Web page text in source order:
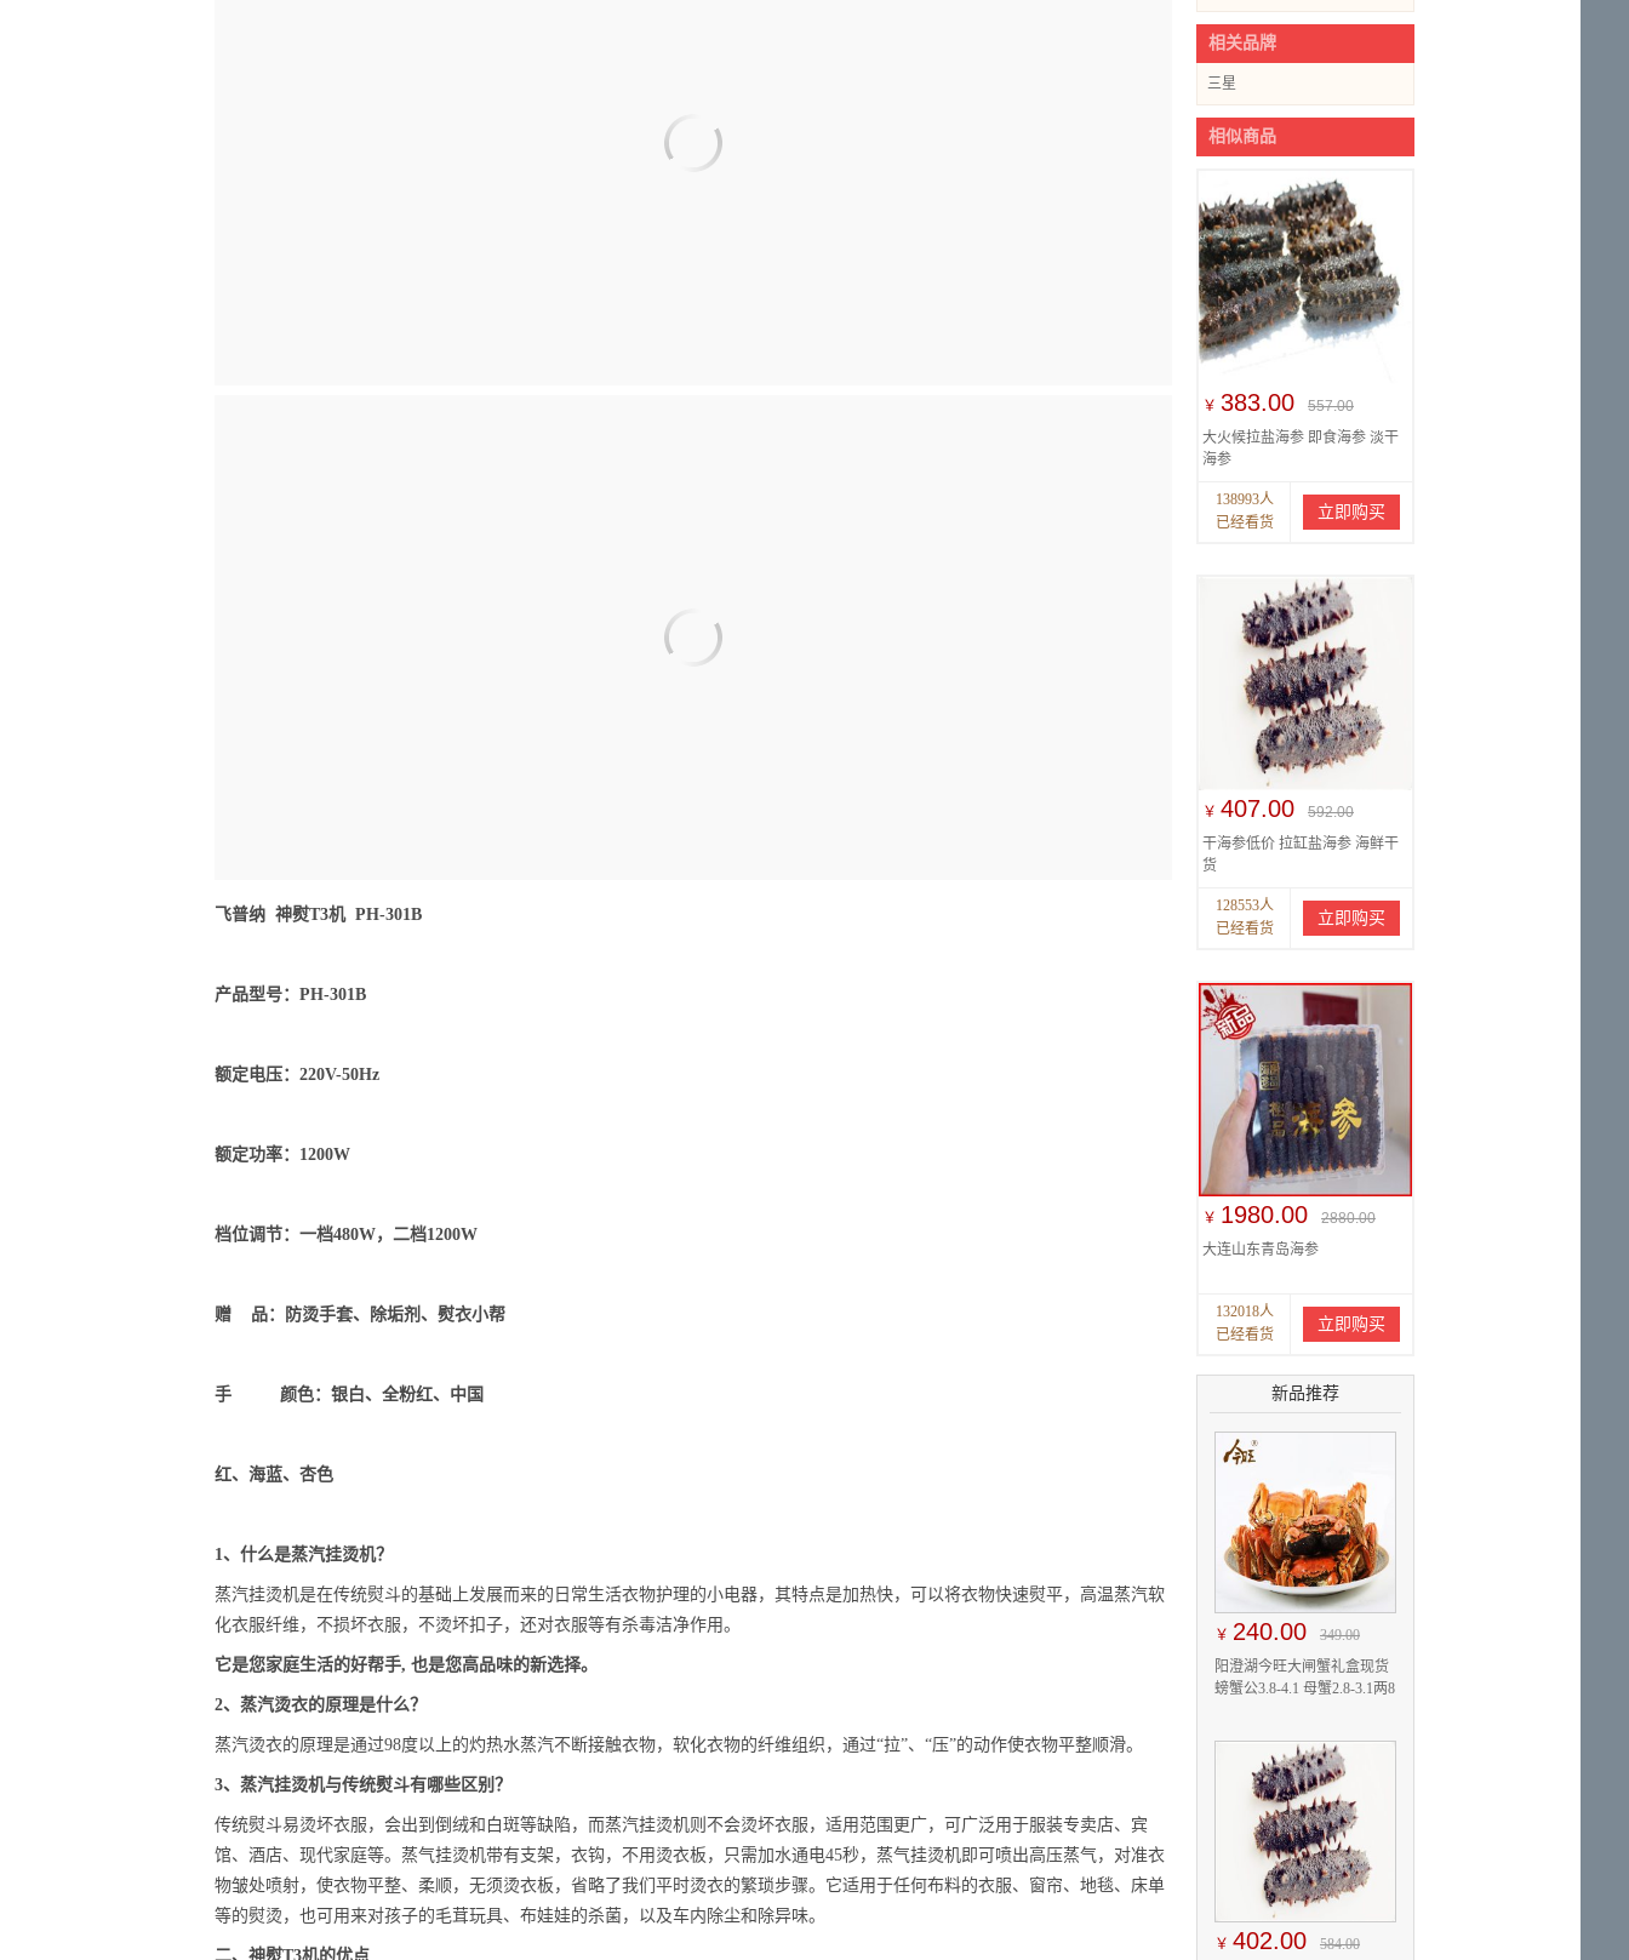
相关品牌
三星
相似商品
￥ 383.00
557.00
大火候拉盐海参 即食海参 淡干
海参
138993人
已经看货
立即购买
￥ 407.00
592.00
干海参低价 拉缸盐海参 海鲜干
货
128553人
已经看货
立即购买
￥ 1980.00
2880.00
大连山东青岛海参
132018人
已经看货
立即购买
新品推荐
￥ 240.00
349.00
阳澄湖今旺大闸蟹礼盒现货
螃蟹公3.8-4.1 母蟹2.8-3.1两8
￥ 402.00 584.00
飞普纳 神熨T3机 PH-301B
产品型号：PH-301B
额定电压：220V-50Hz
额定功率：1200W
档位调节：一档480W，二档1200W
赠 品：防烫手套、除垢剂、熨衣小帮
手 颜色：银白、全粉红、中国
红、海蓝、杏色
1、什么是蒸汽挂烫机？
蒸汽挂烫机是在传统熨斗的基础上发展而来的日常生活衣物护理的小电器，其特点是加热快，可以将衣物快速熨平，高温蒸汽软
化衣服纤维，不损坏衣服，不烫坏扣子，还对衣服等有杀毒洁净作用。
它是您家庭生活的好帮手, 也是您高品味的新选择。
2、蒸汽烫衣的原理是什么？
蒸汽烫衣的原理是通过98度以上的灼热水蒸汽不断接触衣物，软化衣物的纤维组织，通过“拉”、“压”的动作使衣物平整顺滑。
3、蒸汽挂烫机与传统熨斗有哪些区别？
传统熨斗易烫坏衣服，会出到倒绒和白斑等缺陷，而蒸汽挂烫机则不会烫坏衣服，适用范围更广，可广泛用于服装专卖店、宾
馆、酒店、现代家庭等。蒸气挂烫机带有支架，衣钩，不用烫衣板，只需加水通电45秒，蒸气挂烫机即可喷出高压蒸气，对准衣
物皱处喷射，使衣物平整、柔顺，无须烫衣板，省略了我们平时烫衣的繁琐步骤。它适用于任何布料的衣服、窗帘、地毯、床单
等的熨烫，也可用来对孩子的毛茸玩具、布娃娃的杀菌，以及车内除尘和除异味。
二、神熨T3机的优点